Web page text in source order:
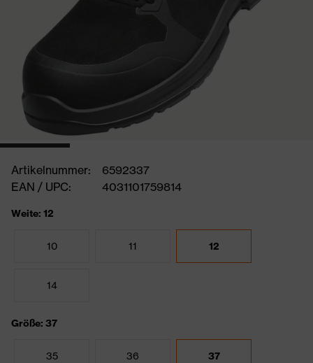
Artikelnummer:
6592337
EAN / UPC:
4031101759814
Weite: 12
10 11 12
14
Größe: 37
35 36 37